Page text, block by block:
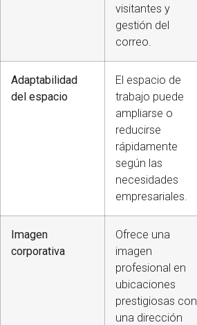
visitantes y
gestión del
correo.
Adaptabilidad
del espacio
El espacio de
trabajo puede
ampliarse o
reducirse
rápidamente
según las
necesidades
empresariales.
Imagen
corporativa
Ofrece una
imagen
profesional en
ubicaciones
prestigiosas con
una dirección